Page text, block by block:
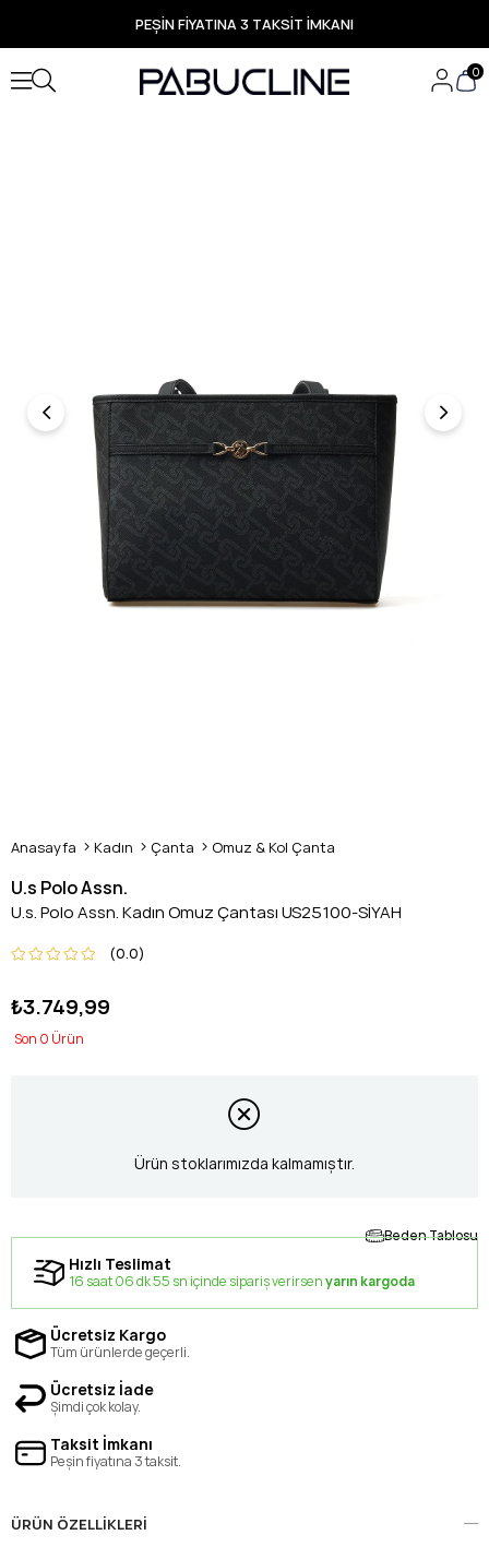
PEŞİN FİYATINA 3 TAKSİT İMKANI
TÜM ÜRÜNLERDE ÜCRETSİZ KARGO
Yeni Sezon Ürünlerde Özel Fırsatlar
Seçili Ürünlerde Hızlı Teslimat
0
Anasayfa Kadın Çanta Omuz & Kol Çanta
U.s Polo Assn.
U.s. Polo Assn. Kadın Omuz Çantası US25100-SİYAH
0.0
₺3.749,99
0
Ürün stoklarımızda kalmamıştır.
Beden Tablosu
Hızlı Teslimat
16 saat 06 dk 55 sn içinde sipariş verirsenyarın kargoda
Ücretsiz Kargo
Tüm ürünlerde geçerli.
Ücretsiz İade
Şimdi çok kolay.
Taksit İmkanı
Peşin fiyatına 3 taksit.
ÜRÜN ÖZELLIKLERI